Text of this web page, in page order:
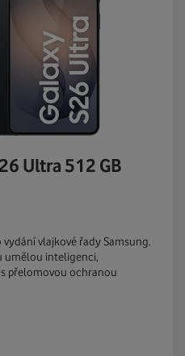
Ultra 512 GB
vlajkové řady Samsung.
umělou inteligenci,
přelomovou ochranou